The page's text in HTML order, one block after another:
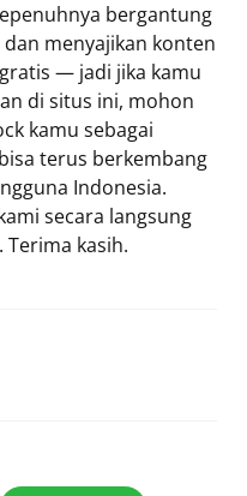
bergantung
menyajikan konten
— jadi jika kamu
di situs ini, mohon
kamu sebagai
terus berkembang
Indonesia.
secara langsung
. Terima kasih.